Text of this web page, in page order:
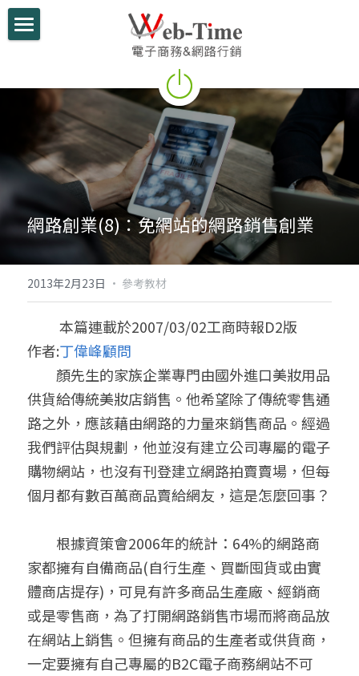
電商學堂
跨境電商
跨境行銷
微信行銷
網路開店
電商部落格
行動支付整合
跨境電商實績
聯絡我們
搜索
網路創業(8)：免網站的網路銷售創業
2013年2月23日 · 參考教材
本篇連載於2007/03/02工商時報D2版
作者:丁偉峰顧問
顏先生的家族企業專門由國外進口美妝用品
供貨給傳統美妝店銷售。他希望除了傳統零售通
路之外，應該藉由網路的力量來銷售商品。經過
我們評估與規劃，他並沒有建立公司專屬的電子
購物網站，也沒有刊登建立網路拍賣賣場，但每
個月都有數百萬商品賣給網友，這是怎麼回事？
根據資策會2006年的統計：64%的網路商
家都擁有自備商品(自行生產、買斷囤貨或由實
體商店提存)，可見有許多商品生產廠、經銷商
或是零售商，為了打開網路銷售市場而將商品放
在網站上銷售。但擁有商品的生產者或供貨商，
一定要擁有自己專屬的B2C電子商務網站不可